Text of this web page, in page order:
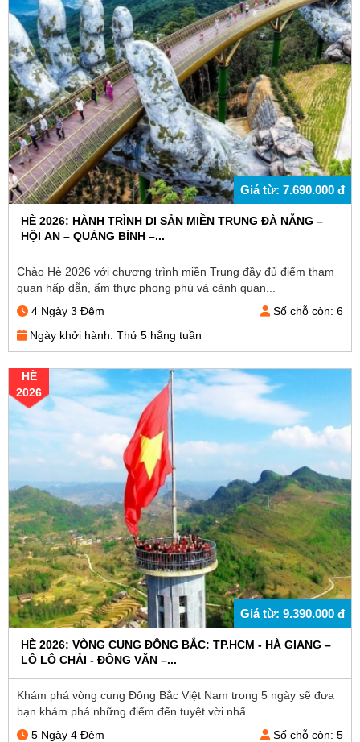
Giá từ: 7.690.000 đ
HÈ 2026: HÀNH TRÌNH DI SẢN MIỀN TRUNG ĐÀ NẴNG –
HỘI AN – QUẢNG BÌNH –...
Chào Hè 2026 với chương trình miền Trung đầy đủ điểm tham
quan hấp dẫn, ẩm thực phong phú và cảnh quan...
4 Ngày 3 Đêm
Số chỗ còn: 6
Ngày khởi hành: Thứ 5 hằng tuần
Giá từ: 9.390.000 đ
HÈ
2026
HÈ 2026: VÒNG CUNG ĐÔNG BẮC: TP.HCM - HÀ GIANG –
LÔ LÔ CHẢI - ĐỒNG VĂN –...
Khám phá vòng cung Đông Bắc Việt Nam trong 5 ngày sẽ đưa
bạn khám phá những điểm đến tuyệt vời nhấ...
5 Ngày 4 Đêm
Số chỗ còn: 5